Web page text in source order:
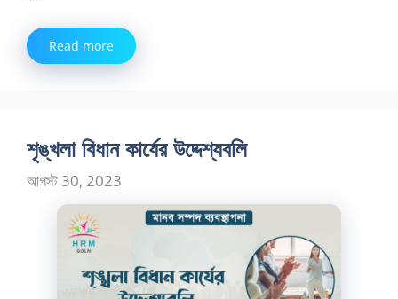
Read more
শৃঙ্খলা বিধান কার্যের উদ্দেশ্যবলি
আগস্ট 30, 2023